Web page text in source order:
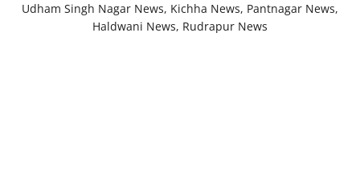
Udham Singh Nagar News, Kichha News, Pantnagar News,
Haldwani News, Rudrapur News